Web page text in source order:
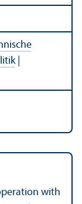
|
with